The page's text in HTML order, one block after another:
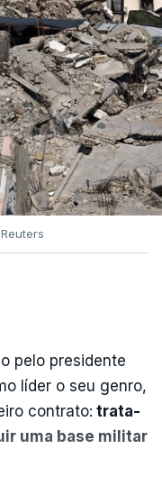
pelo presidente
líder o seu genro,
contrato: trata-
uma base militar